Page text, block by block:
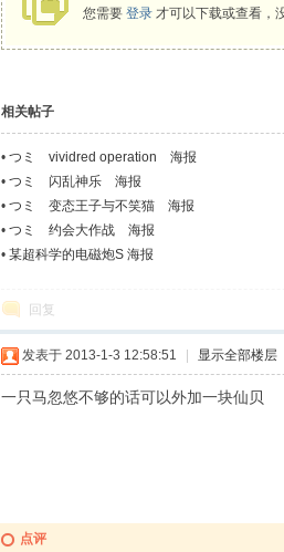
您需要 登录才可以下载或查看，
相关帖子
• つミ vividred operation 海报
• つミ 闪乱神乐 海报
• つミ 变态王子与不笑猫 海报
• つミ 约会大作战 海报
• 某超科学的电磁炮S 海报
回复
发表于 2013-1-3 12:58:51 显示全部楼层
一只马忽悠不够的话可以外加一块仙贝
点评